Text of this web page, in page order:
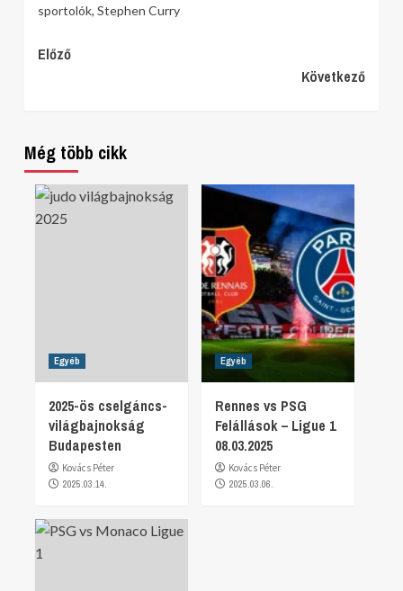
sportolók, Stephen Curry
Continue
Előző
Következő
Még több cikk
Egyéb
2025-ös cselgáncs-
világbajnokság
Budapesten
Kovács Péter
2025.03.14.
Egyéb
Rennes vs PSG
Felállások – Ligue 1
08.03.2025
Kovács Péter
2025.03.06.